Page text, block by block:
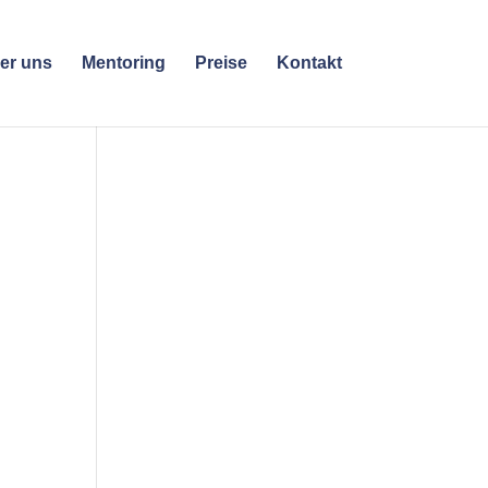
uns Mentoring Preise Kontakt